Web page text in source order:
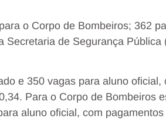
o Corpo de Bombeiros; 362
Secretaria de Segurança Pública
e 350 vagas para aluno oficial,
Para o Corpo de Bombeiros
aluno oficial, com